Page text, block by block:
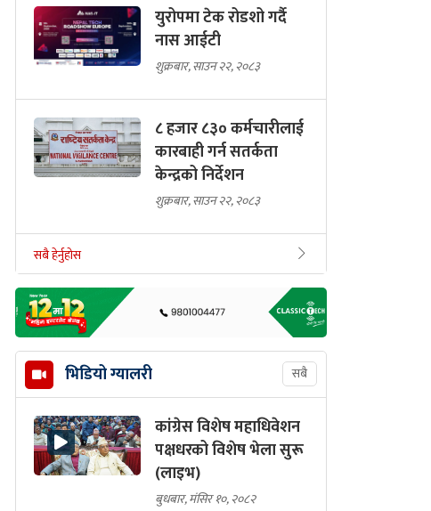
युरोपमा टेक रोडशो गर्दै
नास आईटी
शुक्रबार, साउन २२, २०८३
८ हजार ८३० कर्मचारीलाई
कारबाही गर्न सतर्कता
केन्द्रको निर्देशन
शुक्रबार, साउन २२, २०८३
सबै हेर्नुहोस
भिडियो ग्यालरी सबै
कांग्रेस विशेष महाधिवेशन
पक्षधरको विशेष भेला सुरू
(लाइभ)
बुधबार, मंसिर १०, २०८२